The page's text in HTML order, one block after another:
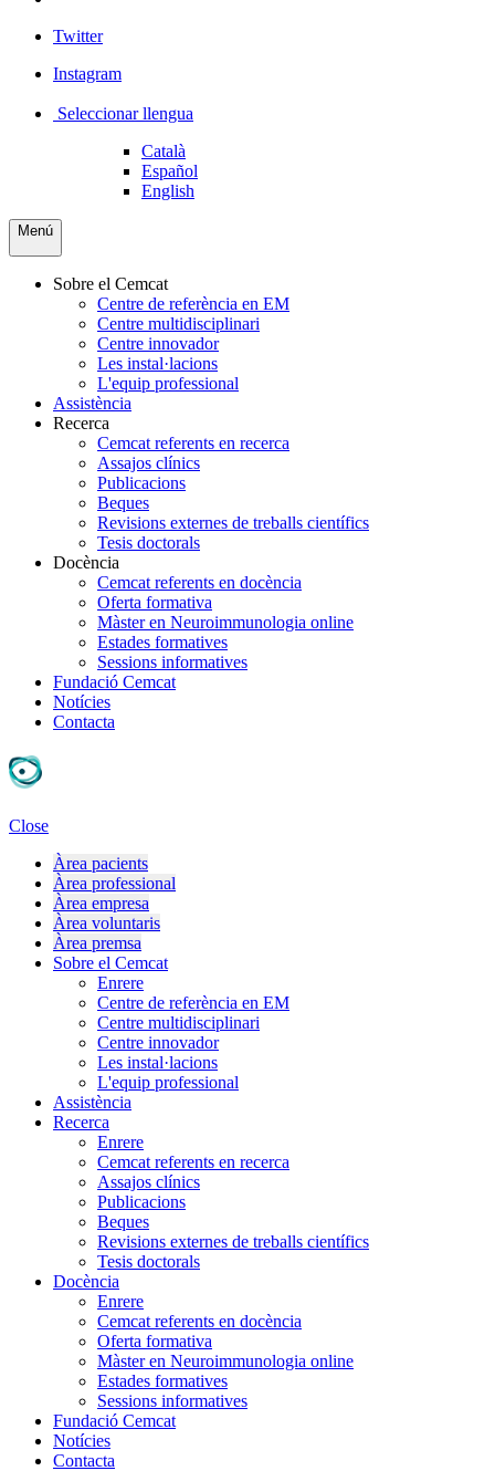
Twitter
Instagram
Seleccionar llengua
Català
Español
English
Menú
Sobre el Cemcat
Centre de referència en EM
Centre multidisciplinari
Centre innovador
Les instal·lacions
L'equip professional
Assistència
Recerca
Cemcat referents en recerca
Assajos clínics
Publicacions
Beques
Revisions externes de treballs científics
Tesis doctorals
Docència
Cemcat referents en docència
Oferta formativa
Màster en Neuroimmunologia online
Estades formatives
Sessions informatives
Fundació Cemcat
Notícies
Contacta
Close
Àrea pacients
Àrea professional
Àrea empresa
Àrea voluntaris
Àrea premsa
Sobre el Cemcat
Enrere
Centre de referència en EM
Centre multidisciplinari
Centre innovador
Les instal·lacions
L'equip professional
Assistència
Recerca
Enrere
Cemcat referents en recerca
Assajos clínics
Publicacions
Beques
Revisions externes de treballs científics
Tesis doctorals
Docència
Enrere
Cemcat referents en docència
Oferta formativa
Màster en Neuroimmunologia online
Estades formatives
Sessions informatives
Fundació Cemcat
Notícies
Contacta